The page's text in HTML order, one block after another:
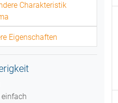
Charakteristik
Eigenschaften
einfach